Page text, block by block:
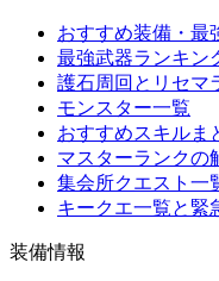
おすすめ装備・最
最強武器ランキン
護石周回とリセマ
モンスター一覧
おすすめスキルま
マスターランクの
集会所クエスト一
キークエ一覧と緊
装備情報